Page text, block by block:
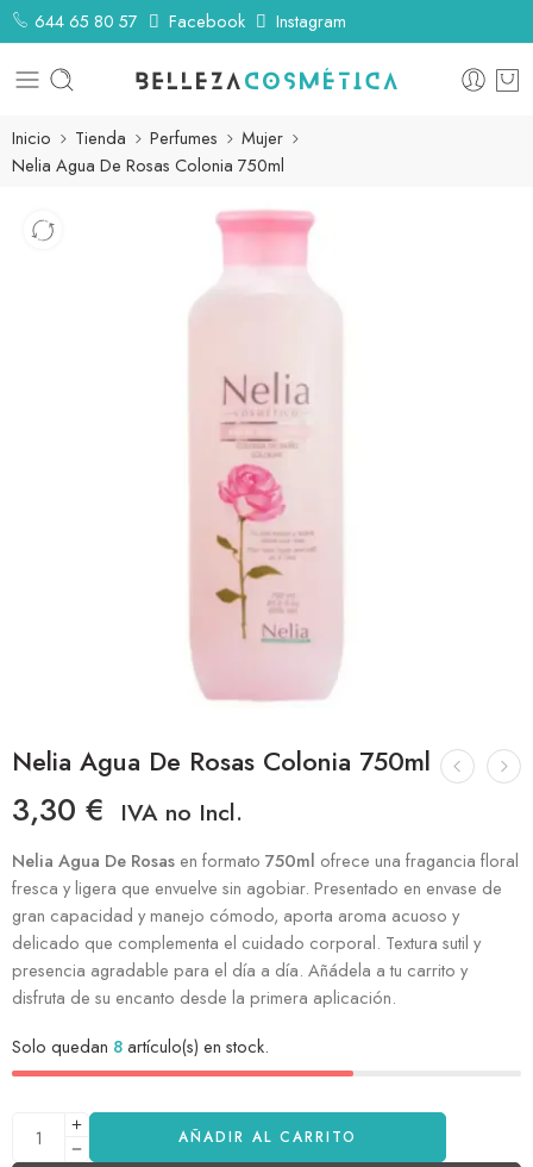
644 65 80 57 Facebook Instagram
Inicio Tienda Perfumes
Mujer
Nelia Agua De Rosas Colonia 750ml
Nelia Agua De Rosas Colonia 750ml
3,30 € IVA no Incl.
Nelia Agua De Rosas en formato 750ml ofrece una fragancia floral
fresca y ligera que envuelve sin agobiar. Presentado en envase de
gran capacidad y manejo cómodo, aporta aroma acuoso y
delicado que complementa el cuidado corporal. Textura sutil y
presencia agradable para el día a día. Añádela a tu carrito y
disfruta de su encanto desde la primera aplicación.
Solo quedan 8artículo(s) en stock.
AÑADIR AL CARRITO